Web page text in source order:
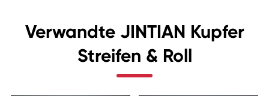
Verwandte JINTIAN Kupfer
Streifen & Roll